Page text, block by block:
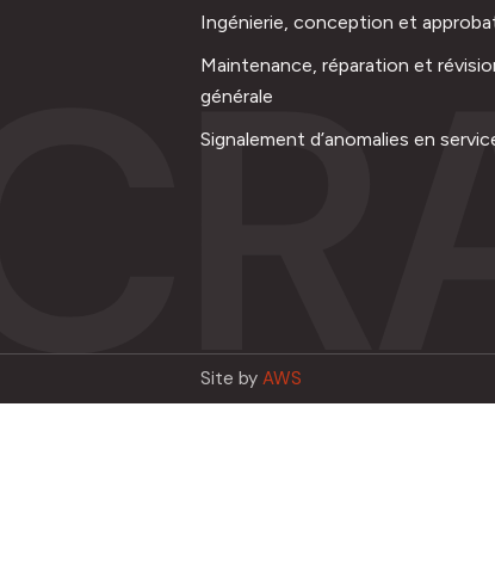
Ingénierie, conception et
Maintenance, réparation et
générale
Signalement d’anomalies en
Site by AWS